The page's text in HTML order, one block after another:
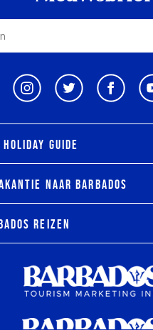
Guide
naar Barbados
reizen